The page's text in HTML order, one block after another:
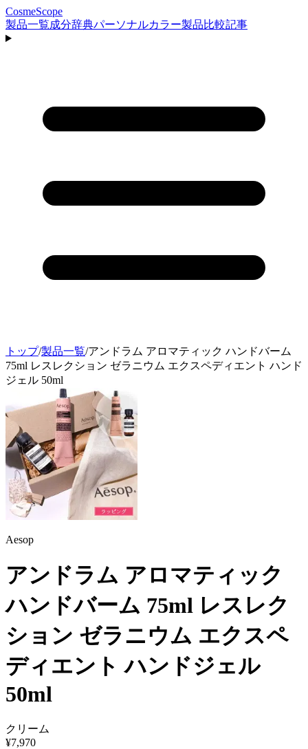
CosmeScope
製品一覧成分辞典パーソナルカラー製品比較記事
トップ/製品一覧/アンドラム アロマティック ハンドバーム
75ml レスレクション ゼラニウム エクスペディエント ハンド
ジェル 50ml
Aesop
アンドラム アロマティック
ハンドバーム 75ml レスレク
ション ゼラニウム エクスペ
ディエント ハンドジェル
50ml
クリーム
¥7,970